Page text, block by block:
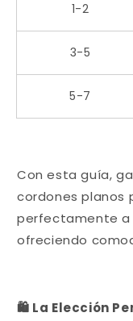
1-2
3-5
5-7
Con esta guía,
cordones planos
perfectamente a
ofreciendo
🛍️ La Elección